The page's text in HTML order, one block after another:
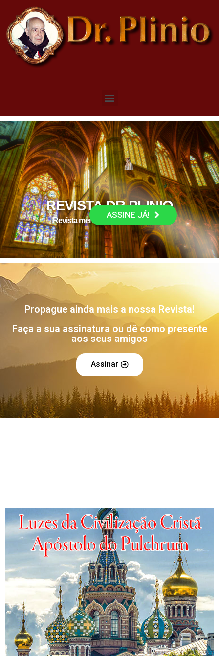
REVISTA DR PLINIO
Revista mensal de Cultura Católica
ASSINE JÁ!
Propague ainda mais a nossa Revista!
Faça a sua assinatura ou dê como presente
aos seus amigos
Assinar